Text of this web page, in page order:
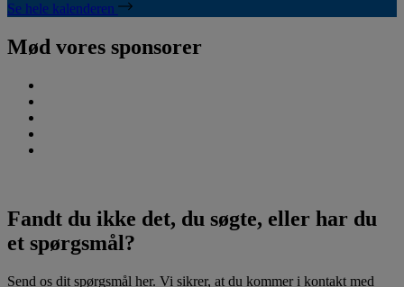
Se hele kalenderen
Mød vores sponsorer
Fandt du ikke det, du søgte, eller har du
et spørgsmål?
Send os dit spørgsmål her. Vi sikrer, at du kommer i kontakt med